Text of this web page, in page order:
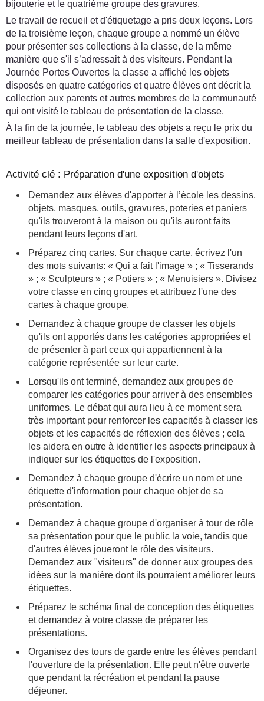
bijouterie et le quatrième groupe des gravures.
Le travail de recueil et d'étiquetage a pris deux leçons. Lors
de la troisième leçon, chaque groupe a nommé un élève
pour présenter ses collections à la classe, de la même
manière que s'il s’adressait à des visiteurs. Pendant la
Journée Portes Ouvertes la classe a affiché les objets
disposés en quatre catégories et quatre élèves ont décrit la
collection aux parents et autres membres de la communauté
qui ont visité le tableau de présentation de la classe.
À la fin de la journée, le tableau des objets a reçu le prix du
meilleur tableau de présentation dans la salle d'exposition.
Activité clé : Préparation d'une exposition d'objets
Demandez aux élèves d'apporter à l’école les dessins,
objets, masques, outils, gravures, poteries et paniers
qu'ils trouveront à la maison ou qu'ils auront faits
pendant leurs leçons d'art.
Préparez cinq cartes. Sur chaque carte, écrivez l'un
des mots suivants: « Qui a fait l'image » ; « Tisserands
» ; « Sculpteurs » ; « Potiers » ; « Menuisiers ». Divisez
votre classe en cinq groupes et attribuez l'une des
cartes à chaque groupe.
Demandez à chaque groupe de classer les objets
qu'ils ont apportés dans les catégories appropriées et
de présenter à part ceux qui appartiennent à la
catégorie représentée sur leur carte.
Lorsqu'ils ont terminé, demandez aux groupes de
comparer les catégories pour arriver à des ensembles
uniformes. Le débat qui aura lieu à ce moment sera
très important pour renforcer les capacités à classer les
objets et les capacités de réflexion des élèves ; cela
les aidera en outre à identifier les aspects principaux à
indiquer sur les étiquettes de l'exposition.
Demandez à chaque groupe d'écrire un nom et une
étiquette d'information pour chaque objet de sa
présentation.
Demandez à chaque groupe d'organiser à tour de rôle
sa présentation pour que le public la voie, tandis que
d'autres élèves joueront le rôle des visiteurs.
Demandez aux "visiteurs" de donner aux groupes des
idées sur la manière dont ils pourraient améliorer leurs
étiquettes.
Préparez le schéma final de conception des étiquettes
et demandez à votre classe de préparer les
présentations.
Organisez des tours de garde entre les élèves pendant
l'ouverture de la présentation. Elle peut n'être ouverte
que pendant la récréation et pendant la pause
déjeuner.